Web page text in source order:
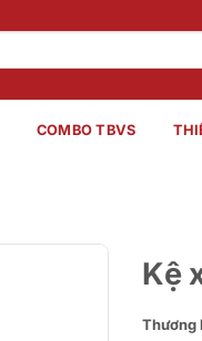
COMBO TBVS
Kệ
Thương